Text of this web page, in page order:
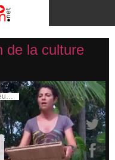
de la culture